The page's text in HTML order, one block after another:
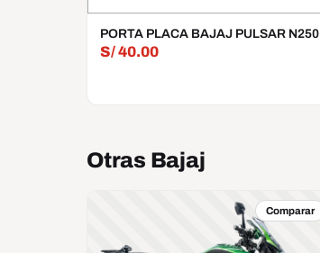
PORTA PLACA BAJAJ PULSAR N250
S/40.00
Otras Bajaj
Comparar